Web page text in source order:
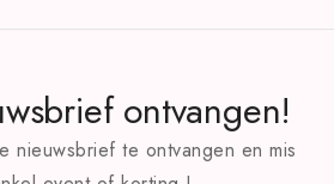
ontvangen!
nieuwsbrief te ontvangen en mis